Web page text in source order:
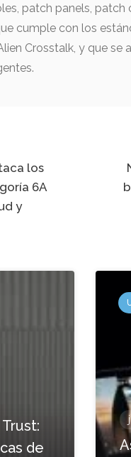
patch panels, patch
cumple con los
Crosstalk, y que
los
6A
y
de